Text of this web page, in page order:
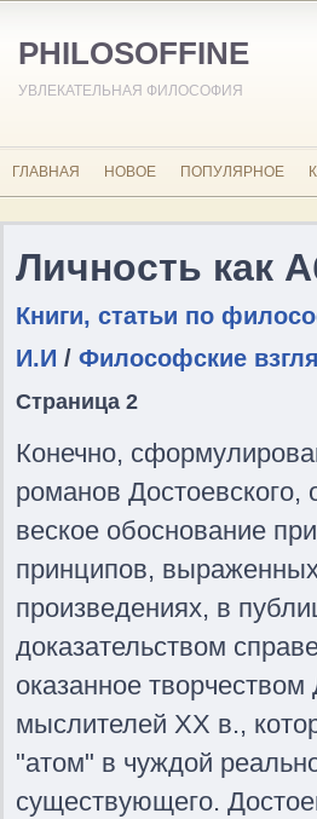
PHILOSOFFINE
УВЛЕКАТЕЛЬНАЯ ФИЛОСОФИЯ
ГЛАВНАЯ НОВОЕ ПОПУЛЯРНОЕ
Личность как
Книги, статьи по
И.И / Философские
Страница 2
Конечно,
романов Достоевского,
веское обоснование
принципов,
произведениях, в
доказательством
оказанное
мыслителей XX в.,
"атом" в чуждой
существующего.